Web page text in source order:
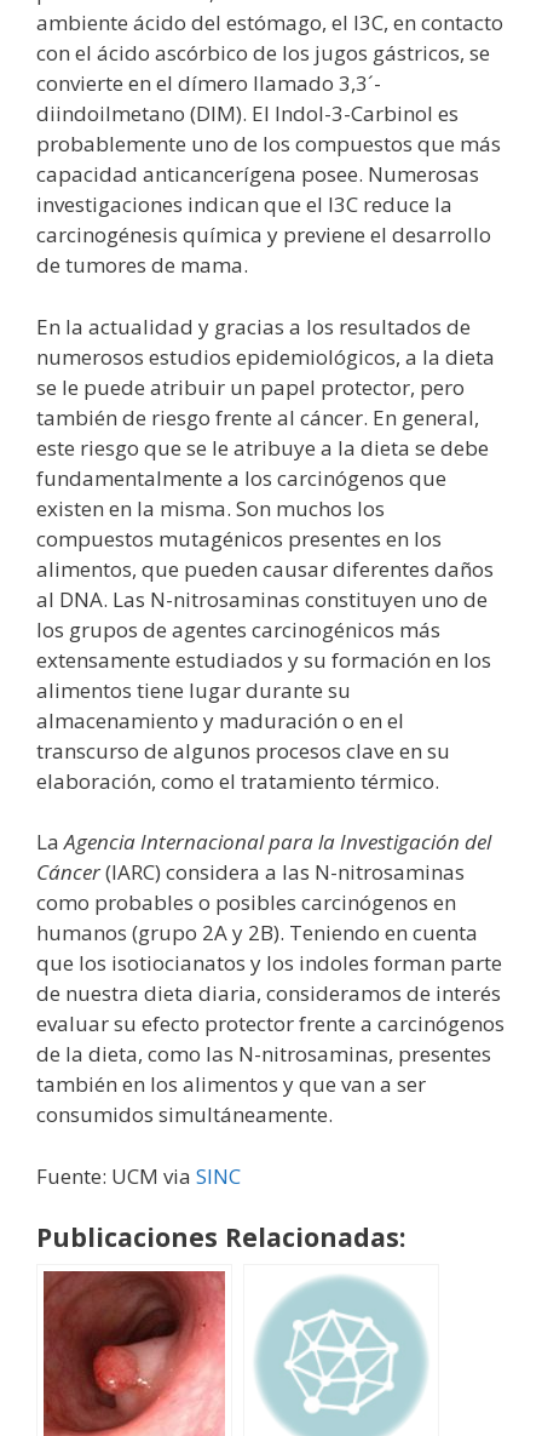
ambiente ácido del estómago, el I3C, en contacto
con el ácido ascórbico de los jugos gástricos, se
convierte en el dímero llamado 3,3´-
diindoilmetano (DIM). El Indol-3-Carbinol es
probablemente uno de los compuestos que más
capacidad anticancerígena posee. Numerosas
investigaciones indican que el I3C reduce la
carcinogénesis química y previene el desarrollo
de tumores de mama.
En la actualidad y gracias a los resultados de
numerosos estudios epidemiológicos, a la dieta
se le puede atribuir un papel protector, pero
también de riesgo frente al cáncer. En general,
este riesgo que se le atribuye a la dieta se debe
fundamentalmente a los carcinógenos que
existen en la misma. Son muchos los
compuestos mutagénicos presentes en los
alimentos, que pueden causar diferentes daños
al DNA. Las N-nitrosaminas constituyen uno de
los grupos de agentes carcinogénicos más
extensamente estudiados y su formación en los
alimentos tiene lugar durante su
almacenamiento y maduración o en el
transcurso de algunos procesos clave en su
elaboración, como el tratamiento térmico.
LaAgencia Internacional para la Investigación del
Cáncer(IARC) considera a las N-nitrosaminas
como probables o posibles carcinógenos en
humanos (grupo 2A y 2B). Teniendo en cuenta
que los isotiocianatos y los indoles forman parte
de nuestra dieta diaria, consideramos de interés
evaluar su efecto protector frente a carcinógenos
de la dieta, como las N-nitrosaminas, presentes
también en los alimentos y que van a ser
consumidos simultáneamente.
Fuente: UCM via SINC
Publicaciones Relacionadas: